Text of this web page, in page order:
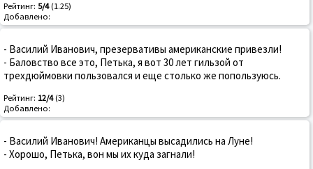
Рейтинг: 5/4(1.25)
Добавлено:
- Василий Иванович, презервативы американские привезли!
- Баловство все это, Петька, я вот 30 лет гильзой от
трехдюймовки пользовался и еще столько же попользуюсь.
Рейтинг: 12/4(3)
Добавлено:
- Василий Иванович! Американцы высадились на Луне!
- Хорошо, Петька, вон мы их куда загнали!